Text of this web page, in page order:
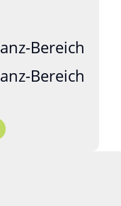
Bereich
Bereich